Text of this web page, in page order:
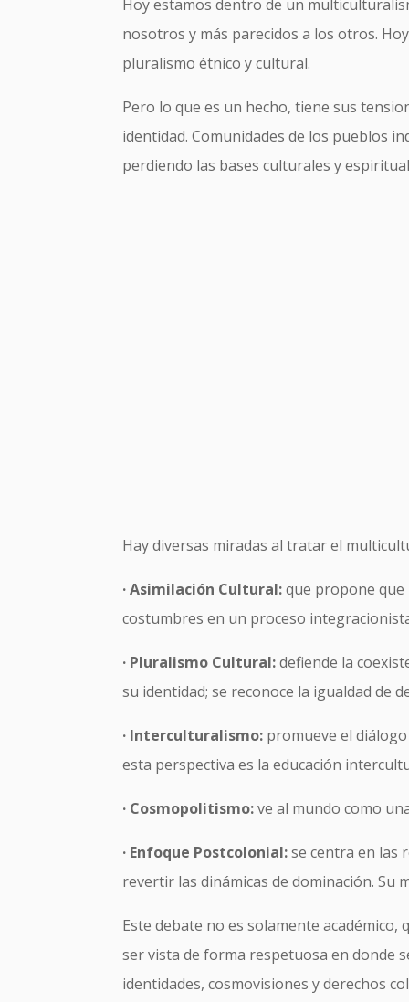
Hoy estamos dentro de un
nosotros y más parecidos a los otros.
pluralismo étnico y cultural.
Pero lo que es un hecho, tiene sus
identidad. Comunidades de los pueblos
perdiendo las bases culturales y
Hay diversas miradas al tratar el
· Asimilación Cultural:que propone
costumbres en un proceso
· Pluralismo Cultural:defiende la
su identidad; se reconoce la igualdad de
· Interculturalismo: promueve el
esta perspectiva es la educación
· Cosmopolitismo:ve al mundo como
· Enfoque Postcolonial:se centra en las
revertir las dinámicas de dominación. Su
Este debate no es solamente
ser vista de forma respetuosa en donde
identidades, cosmovisiones y derechos